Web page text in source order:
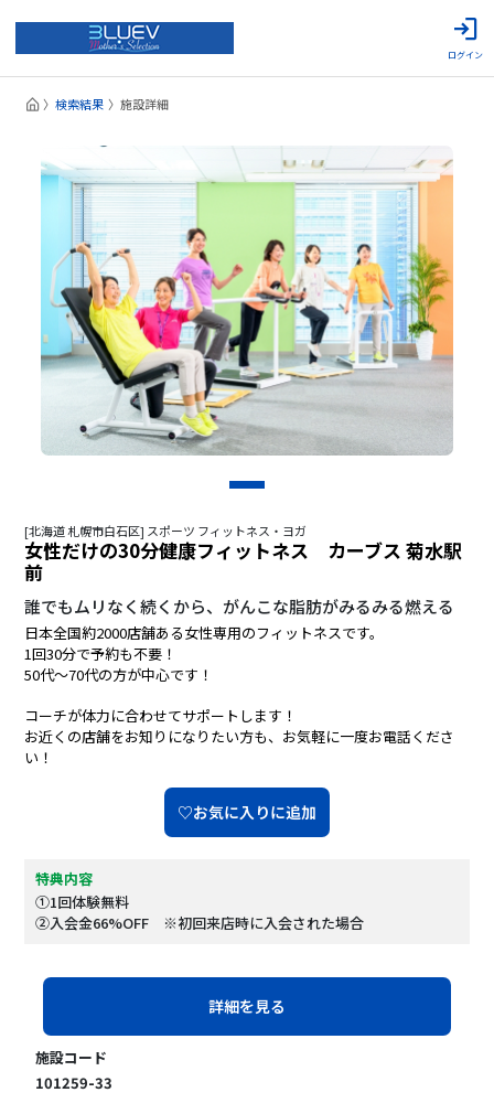
ログイン
検索結果 施設詳細
[北海道 札幌市白石区] スポーツ フィットネス・ヨガ
女性だけの30分健康フィットネス カーブス 菊水駅
前
誰でもムリなく続くから、がんこな脂肪がみるみる燃える
日本全国約2000店舗ある女性専用のフィットネスです。
1回30分で予約も不要！
50代～70代の方が中心です！
コーチが体力に合わせてサポートします！
お近くの店舗をお知りになりたい方も、お気軽に一度お電話くださ
い！
♡お気に入りに追加
特典内容
①1回体験無料
②入会金66%OFF ※初回来店時に入会された場合
詳細を見る
施設コード
101259-33